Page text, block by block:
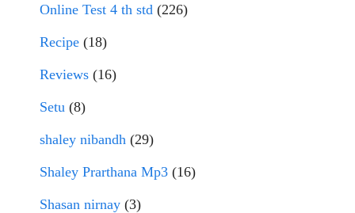
Online Test 4 th std (226)
Recipe (18)
Reviews (16)
Setu (8)
shaley nibandh (29)
Shaley Prarthana Mp3 (16)
Shasan nirnay (3)